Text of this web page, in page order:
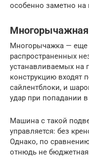
особенно заметно на
Многорычажная
Многорычажка — еще
распространенных
устанавливаемых на
конструкцию входят
сайлентблоки, и
удар при попадании
Машина с такой
управляется: без
Однако, по
отнюдь не